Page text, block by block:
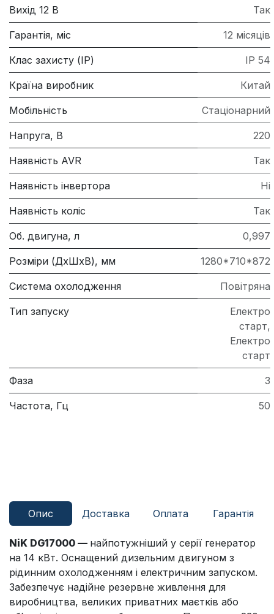
Вихід 12 В Так
Гарантія, міс 12 місяців
Клас захисту (IP) IP 54
Країна виробник Китай
Мобільність Стаціонарний
Напруга, В 220
Наявність AVR Так
Наявність інвертора Ні
Наявність коліс Так
Об. двигуна, л 0,997
Розміри (ДхШхВ), мм 1280*710*872
Система охолодження Повітряна
Тип запуску
Електро
старт,
Електро
старт
Фаза 3
Частота, Гц 50
Опис Доставка Оплата Гарантія
NiK DG17000 — найпотужніший у серії генератор
на 14 кВт. Оснащений дизельним двигуном з
рідинним охолодженням і електричним запуском.
Забезпечує надійне резервне живлення для
виробництва, великих приватних маєтків або